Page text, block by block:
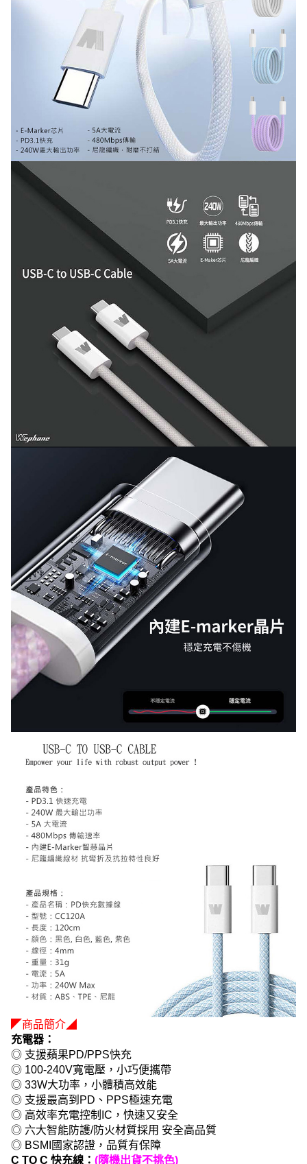
◤商品簡介◢
充電器：
◎ 支援蘋果PD/PPS快充
◎ 100-240V寬電壓，小巧便攜帶
◎ 33W大功率，小體積高效能
◎ 支援最高到PD、PPS極速充電
◎ 高效率充電控制IC，快速又安全
◎ 六大智能防護/防火材質採用 安全高品質
◎ BSMI國家認證，品質有保障
C TO C 快充線： (隨機出貨不挑色)